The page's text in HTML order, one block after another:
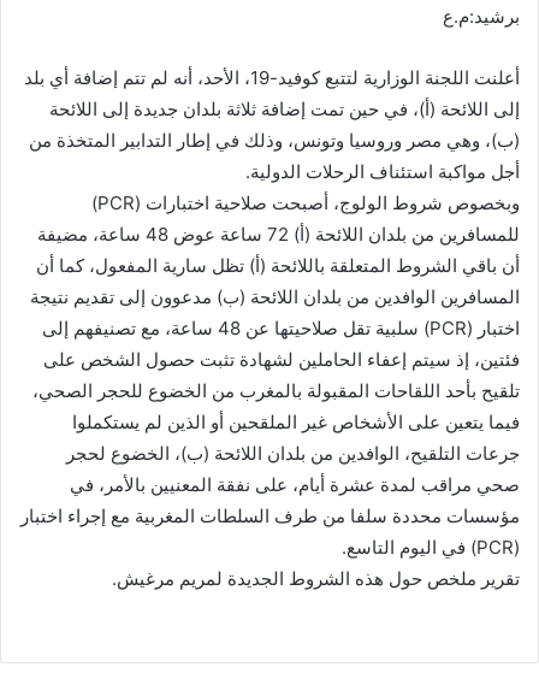
ا
برشيد:م.ع
أعلنت اللجنة الوزارية لتتبع كوفيد-19، الأحد، أنه لم تتم إضافة أي بلد
إلى اللائحة (أ)، في حين تمت إضافة ثلاثة بلدان جديدة إلى اللائحة
(ب)، وهي مصر وروسيا وتونس، وذلك في إطار التدابير المتخذة من
أجل مواكبة استئناف الرحلات الدولية.
وبخصوص شروط الولوج، أصبحت صلاحية اختبارات (PCR)
للمسافرين من بلدان اللائحة (أ) 72 ساعة عوض 48 ساعة، مضيفة
أن باقي الشروط المتعلقة باللائحة (أ) تظل سارية المفعول، كما أن
المسافرين الوافدين من بلدان اللائحة (ب) مدعوون إلى تقديم نتيجة
اختبار (PCR) سلبية تقل صلاحيتها عن 48 ساعة، مع تصنيفهم إلى
فئتين، إذ سيتم إعفاء الحاملين لشهادة تثبت حصول الشخص على
تلقيح بأحد اللقاحات المقبولة بالمغرب من الخضوع للحجر الصحي،
فيما يتعين على الأشخاص غير الملقحين أو الذين لم يستكملوا
جرعات التلقيح، الوافدين من بلدان اللائحة (ب)، الخضوع لحجر
صحي مراقب لمدة عشرة أيام، على نفقة المعنيين بالأمر، في
مؤسسات محددة سلفا من طرف السلطات المغربية مع إجراء اختبار
(PCR) في اليوم التاسع.
تقرير ملخص حول هذه الشروط الجديدة لمريم مرغيش.